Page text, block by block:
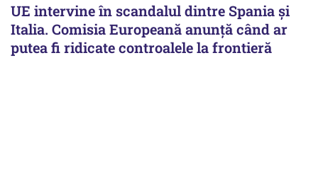
UE intervine în scandalul dintre Spania și
Italia. Comisia Europeană anunță când ar
putea fi ridicate controalele la frontieră